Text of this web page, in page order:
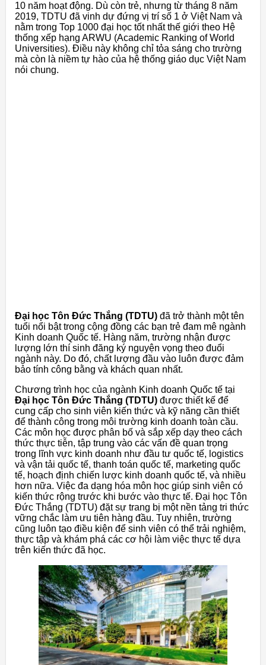
10 năm hoạt động. Dù còn trẻ, nhưng từ tháng 8 năm
2019, TDTU đã vinh dự đứng vị trí số 1 ở Việt Nam và
nằm trong Top 1000 đại học tốt nhất thế giới theo Hệ
thống xếp hạng ARWU (Academic Ranking of World
Universities). Điều này không chỉ tỏa sáng cho trường
mà còn là niềm tự hào của hệ thống giáo dục Việt Nam
nói chung.
Đại học Tôn Đức Thắng (TDTU) đã trở thành một tên
tuổi nổi bật trong cộng đồng các bạn trẻ đam mê ngành
Kinh doanh Quốc tế. Hàng năm, trường nhận được
lượng lớn thí sinh đăng ký nguyện vọng theo đuổi
ngành này. Do đó, chất lượng đầu vào luôn được đảm
bảo tính công bằng và khách quan nhất.
Chương trình học của ngành Kinh doanh Quốc tế tại
Đại học Tôn Đức Thắng (TDTU) được thiết kế để
cung cấp cho sinh viên kiến thức và kỹ năng cần thiết
để thành công trong môi trường kinh doanh toàn cầu.
Các môn học được phân bố và sắp xếp dạy theo cách
thức thực tiễn, tập trung vào các vấn đề quan trọng
trong lĩnh vực kinh doanh như đầu tư quốc tế, logistics
và vận tải quốc tế, thanh toán quốc tế, marketing quốc
tế, hoạch định chiến lược kinh doanh quốc tế, và nhiều
hơn nữa. Việc đa dạng hóa môn học giúp sinh viên có
kiến thức rộng trước khi bước vào thực tế. Đại học Tôn
Đức Thắng (TDTU) đặt sự trang bị một nền tảng tri thức
vững chắc làm ưu tiên hàng đầu. Tuy nhiên, trường
cũng luôn tạo điều kiện để sinh viên có thể trải nghiệm,
thực tập và khám phá các cơ hội làm việc thực tế dựa
trên kiến thức đã học.